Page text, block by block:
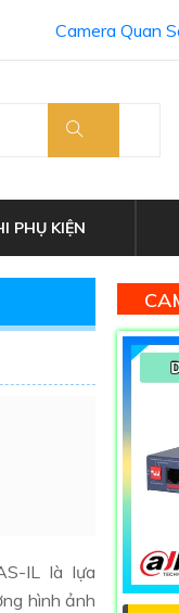
Camera Quan
PHỤ KIỆN
IL là lựa
hình ảnh